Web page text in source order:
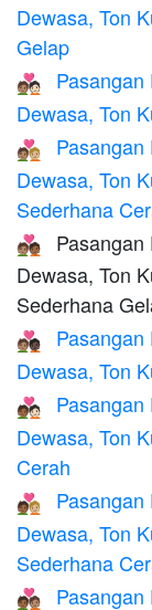
Dewasa, Ton
Gelap
🧑🏽‍❤️‍🧑🏻
Dewasa, Ton
🧑🏽‍❤️‍🧑🏼
Dewasa, Ton
Sederhana
🧑🏽‍❤️‍🧑🏾
Dewasa, Ton
Sederhana
🧑🏽‍❤️‍🧑🏿
Dewasa, Ton
🧑🏾‍❤️‍🧑🏻
Dewasa, Ton
Cerah
🧑🏾‍❤️‍🧑🏼
Dewasa, Ton
Sederhana
🧑🏾‍❤️‍🧑🏽